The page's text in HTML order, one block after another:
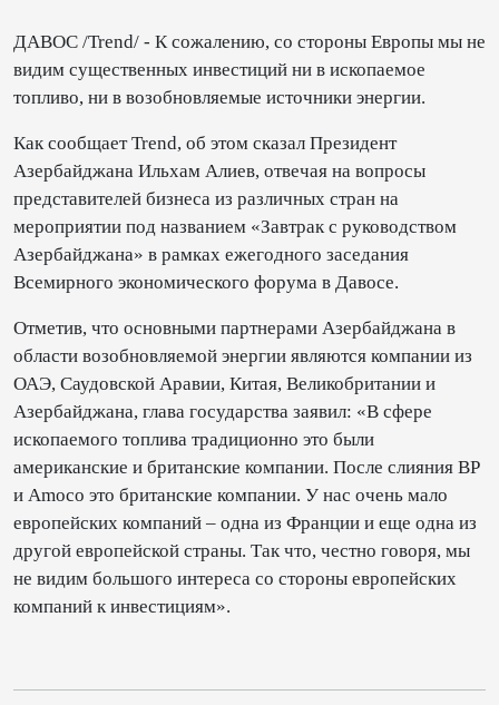
ДАВОС /Trend/ - К сожалению, со стороны Европы мы не
видим существенных инвестиций ни в ископаемое
топливо, ни в возобновляемые источники энергии.
Как сообщает Trend, об этом сказал Президент
Азербайджана Ильхам Алиев, отвечая на вопросы
представителей бизнеса из различных стран на
мероприятии под названием «Завтрак с руководством
Азербайджана» в рамках ежегодного заседания
Всемирного экономического форума в Давосе.
Отметив, что основными партнерами Азербайджана в
области возобновляемой энергии являются компании из
ОАЭ, Саудовской Аравии, Китая, Великобритании и
Азербайджана, глава государства заявил: «В сфере
ископаемого топлива традиционно это были
американские и британские компании. После слияния BP
и Amoco это британские компании. У нас очень мало
европейских компаний – одна из Франции и еще одна из
другой европейской страны. Так что, честно говоря, мы
не видим большого интереса со стороны европейских
компаний к инвестициям».